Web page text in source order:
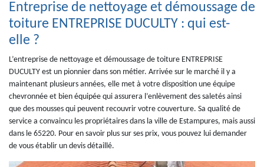
Entreprise de nettoyage et démoussage de
toiture ENTREPRISE DUCULTY : qui est-
elle ?
L’entreprise de nettoyage et démoussage de toiture ENTREPRISE
DUCULTY est un pionnier dans son métier. Arrivée sur le marché il y a
maintenant plusieurs années, elle met à votre disposition une équipe
chevronnée et bien équipée qui assurera l’enlèvement des saletés ainsi
que des mousses qui peuvent recouvrir votre couverture. Sa qualité de
service a convaincu les propriétaires dans la ville de Estampures, mais aussi
dans le 65220. Pour en savoir plus sur ses prix, vous pouvez lui demander
de vous établir un devis détaillé.